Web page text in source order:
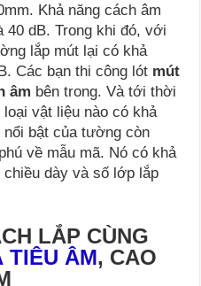
Khả năng cách âm
dB. Trong khi đó, với
lắp mút lại có khả
Các bạn thi công lót mút
âm bên trong. Và tới thời
vật liệu nào có khả
bật của tường còn
về mẫu mã. Nó có khả
dày và số lớp lắp
LẮP CÙNG
TIÊU ÂM, CAO